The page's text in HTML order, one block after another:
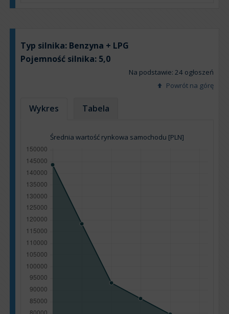
Typ silnika: Benzyna + LPG
Pojemność silnika: 5,0
Na podstawie: 24 ogłoszeń
Powrót na górę
Wykres Tabela
Średnia wartość rynkowa samochodu [PLN]